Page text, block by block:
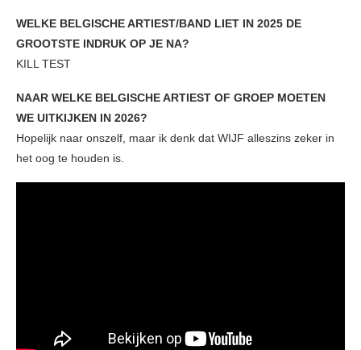
WELKE BELGISCHE ARTIEST/BAND LIET IN 2025 DE
GROOTSTE INDRUK OP JE NA?
KILL TEST
NAAR WELKE BELGISCHE ARTIEST OF GROEP MOETEN
WE UITKIJKEN IN 2026?
Hopelijk naar onszelf, maar ik denk dat WIJF alleszins zeker in
het oog te houden is.